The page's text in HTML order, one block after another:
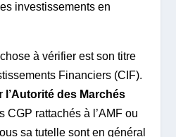
investissements en
à vérifier est son titre
Financiers (CIF).
l’Autorité des Marchés
CGP rattachés à l’AMF ou
sa tutelle sont en général